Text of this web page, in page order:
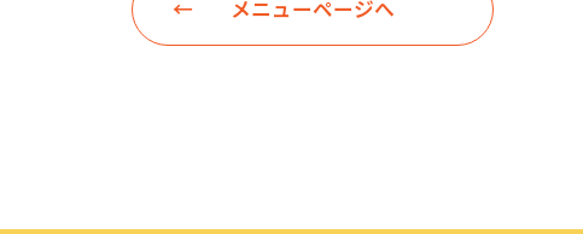
メニューページへ